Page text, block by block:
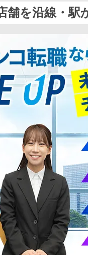
舗を沿線・駅